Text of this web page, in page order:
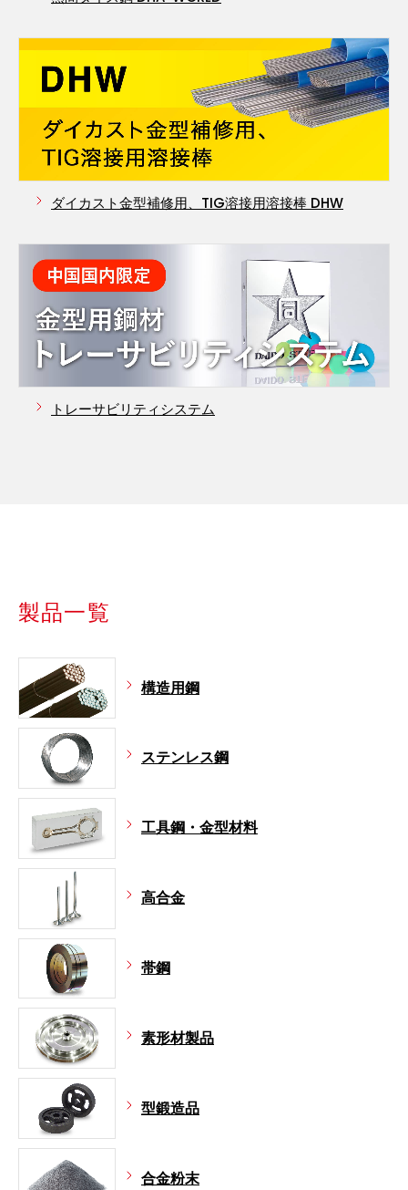
ダイカスト金型補修用、TIG溶接用溶接棒 DHW
トレーサビリティシステム
製品一覧
構造用鋼
ステンレス鋼
工具鋼・金型材料
高合金
帯鋼
素形材製品
型鍛造品
合金粉末